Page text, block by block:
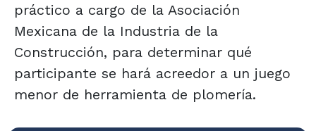
práctico a cargo de la Asociación
Mexicana de la Industria de la
Construcción, para determinar qué
participante se hará acreedor a un juego
menor de herramienta de plomería.